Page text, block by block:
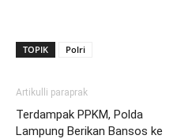
TOPIK Polri
Artikulli paraprak
Terdampak PPKM, Polda
Lampung Berikan Bansos ke